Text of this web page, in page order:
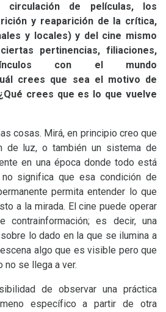
de películas, los
y reaparición de la crítica,
y locales) y del cine mismo
pertinencias, filiaciones,
vínculos con el mundo
crees que sea el motivo de
crees que es lo que vuelve
cosas. Mirá, en principio creo que
de luz, o también un sistema de
en una época donde todo está
significa que esa condición de
permita entender lo que
a la mirada. El cine puede operar
contrainformación; es decir, una
lo dado en la que se ilumina a
algo que es visible pero que
no se llega a ver.
de observar una práctica
específico a partir de otra